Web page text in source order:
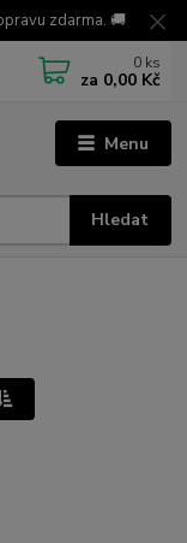
zdarma. 🚚
Menu
Hledat
0 ks
za 0,00 Kč